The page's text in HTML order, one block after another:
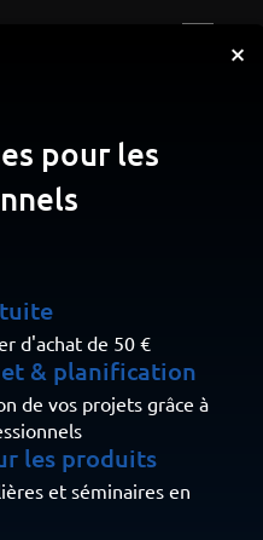
réseau de première classe
de solutions de réseau de
le transport et les villes
le développement de
commutateurs sont idéaux
et sont appréciés par les
leur technologie éprouvée.
confiance pour des solutions
qualité et innovation.
×
pour les
d'achat de 50 €
& planification
de vos projets grâce à
les produits
et séminaires en